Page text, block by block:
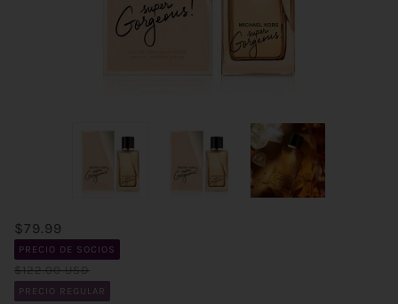
$79.99
PRECIO DE SOCIOS
$122.00 USD
PRECIO REGULAR